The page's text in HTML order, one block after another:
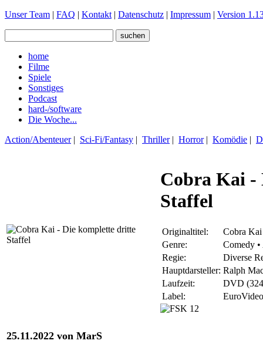
Unser Team | FAQ | Kontakt | Datenschutz | Impressum | Version
home
Filme
Spiele
Sonstiges
Podcast
hard-/software
Die Woche...
Action/Abenteuer| Sci-Fi/Fantasy | Thriller| Horror| Komödie |
Cobra Kai -
Staffel
Originaltitel:
Cobra Kai
Genre:
Comedy
Regie:
Diverse
Hauptdarsteller: Ralph
Laufzeit:
DVD
Label:
25.11.2022 von MarS